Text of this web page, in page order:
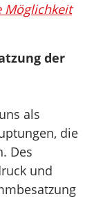
Möglichkeit
der
als
die
Des
und